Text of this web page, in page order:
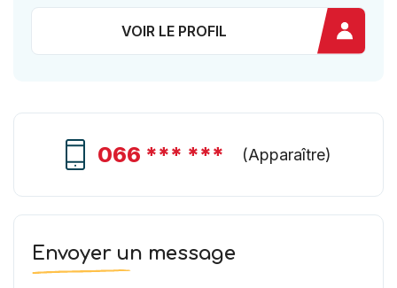
VOIR LE PROFIL
066 *** *** (Apparaître)
Envoyer un message